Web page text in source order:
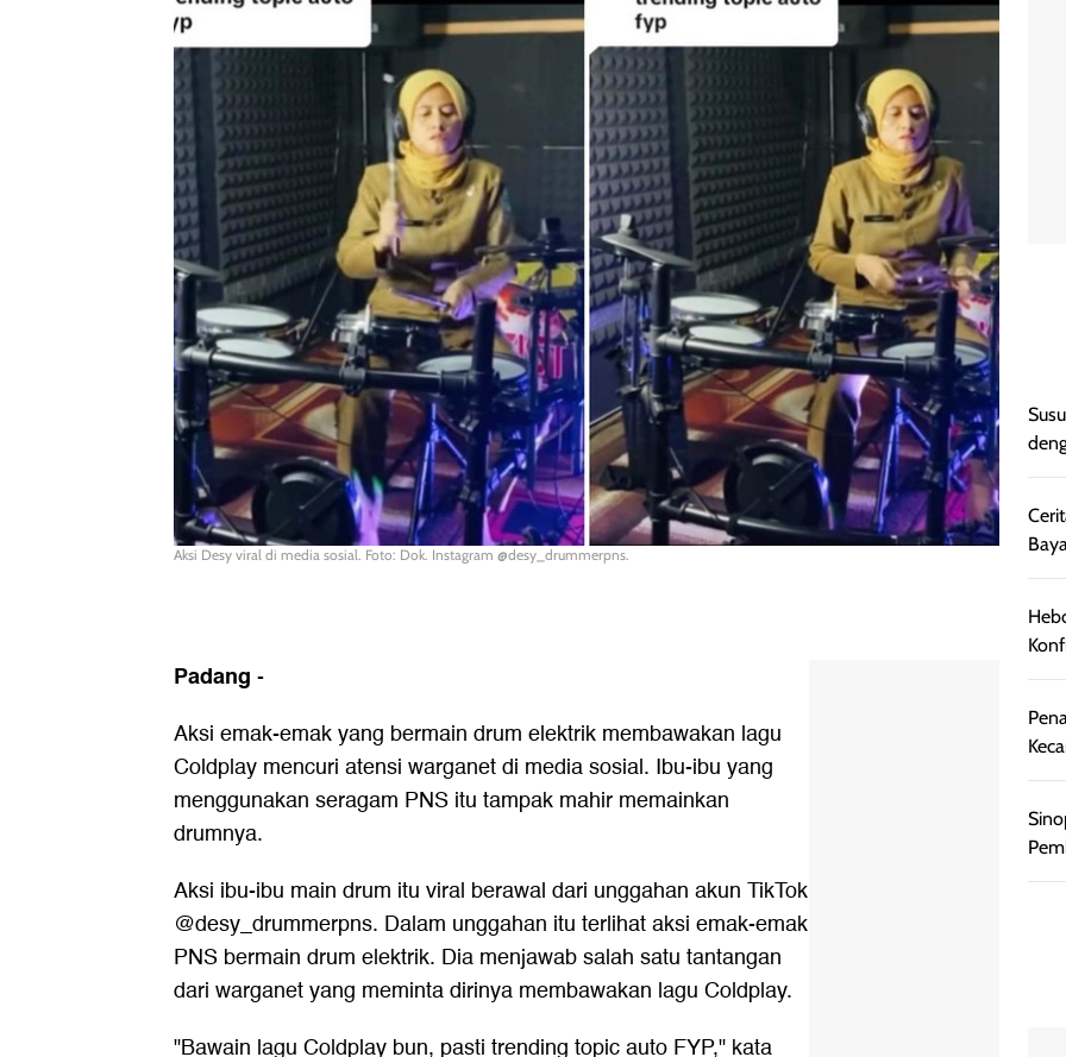
Aksi Desy viral di media sosial. Foto: Dok. Instagram @desy_drummerpns.
Padang -
Aksi emak-emak yang bermain drum elektrik membawakan lagu
Coldplay mencuri atensi warganet di media sosial. Ibu-ibu yang
menggunakan seragam PNS itu tampak mahir memainkan
drumnya.
Aksi ibu-ibu main drum itu viral berawal dari unggahan akun TikTok
@desy_drummerpns. Dalam unggahan itu terlihat aksi emak-emak
PNS bermain drum elektrik. Dia menjawab salah satu tantangan
dari warganet yang meminta dirinya membawakan lagu Coldplay.
"Bawain lagu Coldplay bun, pasti trending topic auto FYP," kata